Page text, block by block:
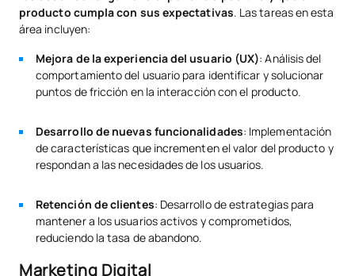
producto cumpla con sus expectativas. Las tareas en esta
área incluyen:
Mejora de la experiencia del usuario (UX): Análisis del
comportamiento del usuario para identificar y solucionar
puntos de fricción en la interacción con el producto.
Desarrollo de nuevas funcionalidades: Implementación
de características que incrementen el valor del producto y
respondan a las necesidades de los usuarios.
Retención de clientes: Desarrollo de estrategias para
mantener a los usuarios activos y comprometidos,
reduciendo la tasa de abandono.
Marketing Digital